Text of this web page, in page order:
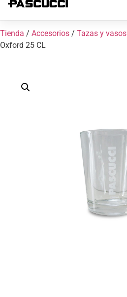
Tienda / Accesorios / Tazas y vasos
Oxford 25 CL